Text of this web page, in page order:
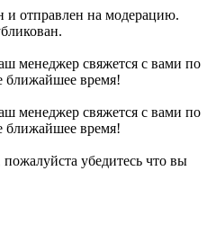
и отправлен на модерацию.
менеджер свяжется с вами по
ближайшее время!
менеджер свяжется с вами по
ближайшее время!
убедитесь что вы